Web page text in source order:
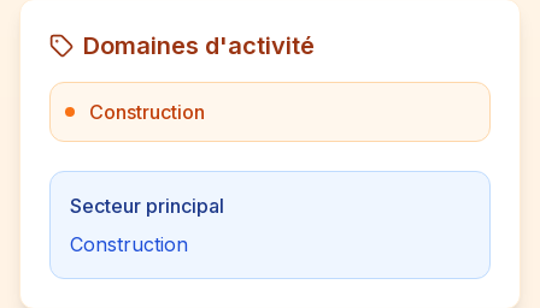
Domaines d'activité
Construction
Secteur principal
Construction